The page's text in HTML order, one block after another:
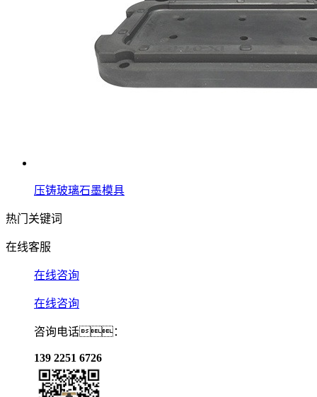
压铸玻璃石墨模具
热门关键词
在线客服
在线咨询
在线咨询
咨询电话：
139 2251 6726